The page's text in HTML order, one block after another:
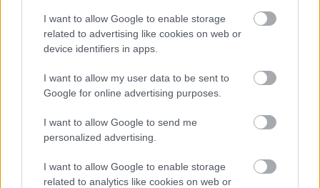
I want to allow Google to enable storage
related to advertising like cookies on web or
device identifiers in apps.
I want to allow my user data to be sent to
Google for online advertising purposes.
I want to allow Google to send me
personalized advertising.
I want to allow Google to enable storage
related to analytics like cookies on web or
Műszaki hiba miatt
felborul a
Az ingázók számára
ebben semmi
különleges nincs, csak
egy átlagos hétköznap
az elmúlt négy-öt évben.
TOVÁBB OLVASOM